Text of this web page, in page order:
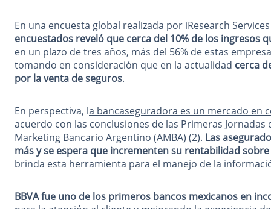
En una encuesta global realizada por iResearch
encuestados reveló que cerca del 10% de los ingresos
en un plazo de tres años, más del 56% de estas
tomando en consideración que en la actualidad cerca
por la venta de seguros.
En perspectiva, la bancaseguradora es un mercado en
acuerdo con las conclusiones de las Primeras
Marketing Bancario Argentino (AMBA) (2). Las
más y se espera que incrementen su rentabilidad
brinda esta herramienta para el manejo de la
BBVA fue uno de los primeros bancos mexicanos en